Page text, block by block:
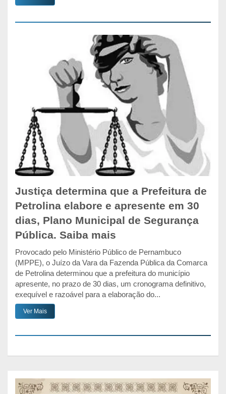
Justiça determina que a Prefeitura de
Petrolina elabore e apresente em 30
dias, Plano Municipal de Segurança
Pública. Saiba mais
Provocado pelo Ministério Público de Pernambuco
(MPPE), o Juízo da Vara da Fazenda Pública da Comarca
de Petrolina determinou que a prefeitura do município
apresente, no prazo de 30 dias, um cronograma definitivo,
exequível e razoável para a elaboração do...
Ver Mais